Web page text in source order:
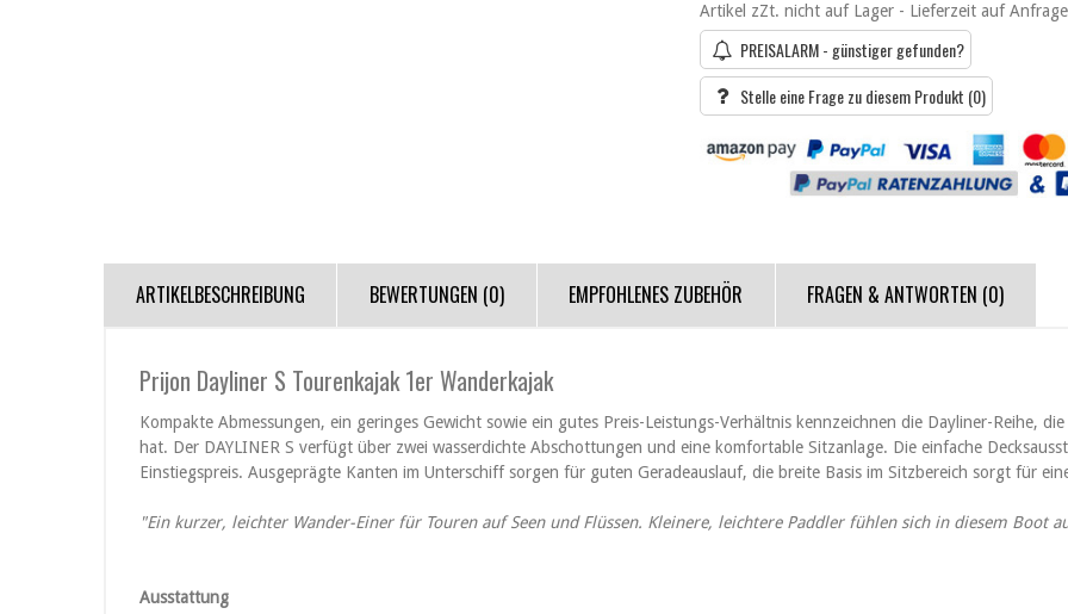
Artikel zZt. nicht auf Lager - Lieferzeit auf Anfrage
PREISALARM - günstiger gefunden?
Stelle eine Frage zu diesem Produkt (0)
ARTIKELBESCHREIBUNG BEWERTUNGEN (0) EMPFOHLENES ZUBEHÖR FRAGEN & ANTWORTEN (0)
Prijon Dayliner S Tourenkajak 1er Wanderkajak
Kompakte Abmessungen, ein geringes Gewicht sowie ein gutes Preis-Leistungs-Verhältnis kennzeichnen die Dayliner-Reihe,
hat. Der DAYLINER S verfügt über zwei wasserdichte Abschottungen und eine komfortable Sitzanlage. Die einfache
Einstiegspreis. Ausgeprägte Kanten im Unterschiff sorgen für guten Geradeauslauf, die breite Basis im Sitzbereich sorgt für
"Ein kurzer, leichter Wander-Einer für Touren auf Seen und Flüssen. Kleinere, leichtere Paddler fühlen sich in diesem Boot
Ausstattung